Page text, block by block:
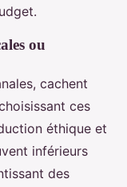
ou
cachent
ces
éthique et
inférieurs
des